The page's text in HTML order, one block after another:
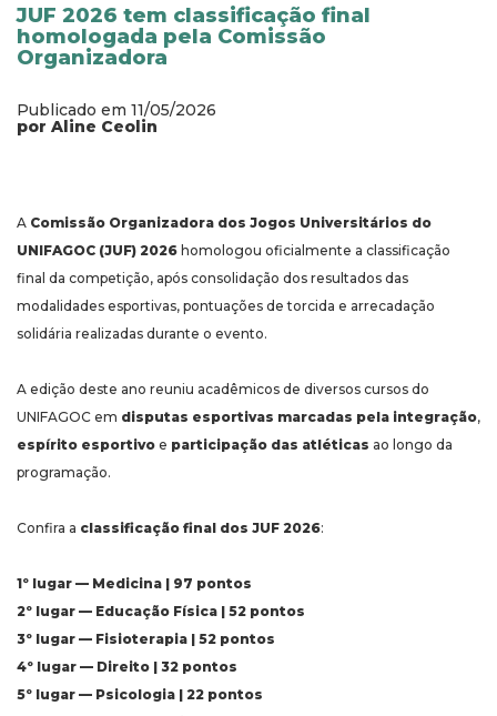
JUF 2026 tem classificação final
homologada pela Comissão
Organizadora
Publicado em 11/05/2026
por Aline Ceolin
A Comissão Organizadora dos Jogos Universitários do
UNIFAGOC (JUF) 2026 homologou oficialmente a classificação
final da competição, após consolidação dos resultados das
modalidades esportivas, pontuações de torcida e arrecadação
solidária realizadas durante o evento.
A edição deste ano reuniu acadêmicos de diversos cursos do
UNIFAGOC em disputas esportivas marcadas pela integração,
espírito esportivo e participação das atléticas ao longo da
programação.
Confira a classificação final dos JUF 2026:
1º lugar — Medicina | 97 pontos
2º lugar — Educação Física | 52 pontos
3º lugar — Fisioterapia | 52 pontos
4º lugar — Direito | 32 pontos
5º lugar — Psicologia | 22 pontos